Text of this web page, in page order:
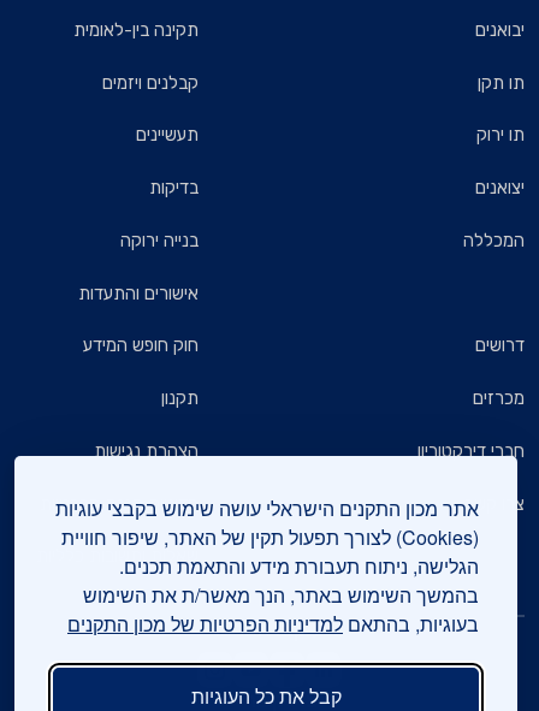
אתר מכון התקנים הישראלי עושה שימוש בקבצי עוגיות
(Cookies) לצורך תפעול תקין של האתר, שיפור חוויית
הגלישה, ניתוח תעבורת מידע והתאמת תכנים.
בהמשך השימוש באתר, הנך מאשר/ת את השימוש
בעוגיות, בהתאם למדיניות הפרטיות של מכון התקנים
קבל את כל העוגיות
יבואנים
תו תקן
תו ירוק
יצואנים
המכללה
תקינה בין-לאומית
קבלנים ויזמים
תעשיינים
בדיקות
בנייה ירוקה
אישורים והתעדות
דרושים
מכרזים
חברי דירקטוריון
צרו קשר
חוק חופש המידע
תקנון
הצהרת נגישות
מדיניות הגנת הפרטיות
שאלות ותשובות כלליות
עיקבו אחרינו
צרו קשר